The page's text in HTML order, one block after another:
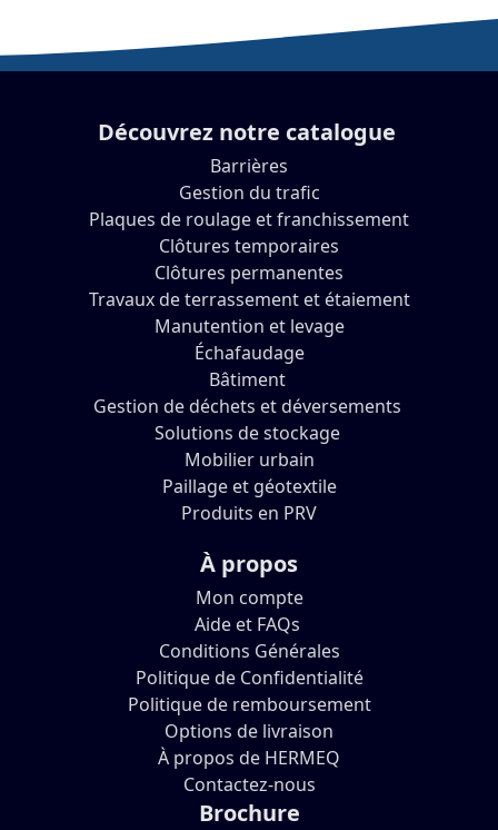
Découvrez notre catalogue
Barrières
Gestion du trafic
Plaques de roulage et franchissement
Clôtures temporaires
Clôtures permanentes
Travaux de terrassement et étaiement
Manutention et levage
Échafaudage
Bâtiment
Gestion de déchets et déversements
Solutions de stockage
Mobilier urbain
Paillage et géotextile
Produits en PRV
À propos
Mon compte
Aide et FAQs
Conditions Générales
Politique de Confidentialité
Politique de remboursement
Options de livraison
À propos de HERMEQ
Contactez-nous
Brochure